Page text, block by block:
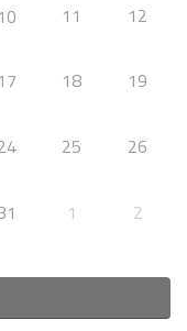
10 11 12
17 18 19
25 26
1 2